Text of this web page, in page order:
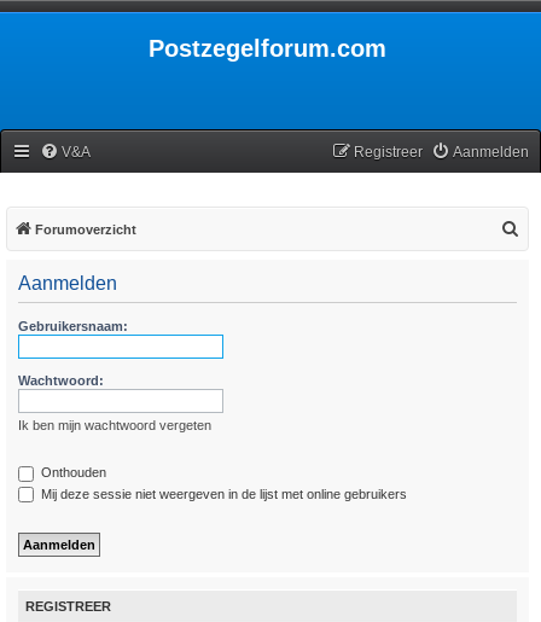
Postzegelforum.com
V&A Aanmelden
Registreer
Forumoverzicht
Aanmelden
Gebruikersnaam:
Wachtwoord:
Ik ben mijn wachtwoord vergeten
Onthouden
Mij deze sessie niet weergeven in de lijst met online gebruikers
REGISTREER